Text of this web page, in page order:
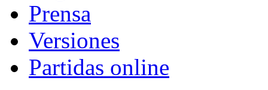
Prensa
Versiones
Partidas online